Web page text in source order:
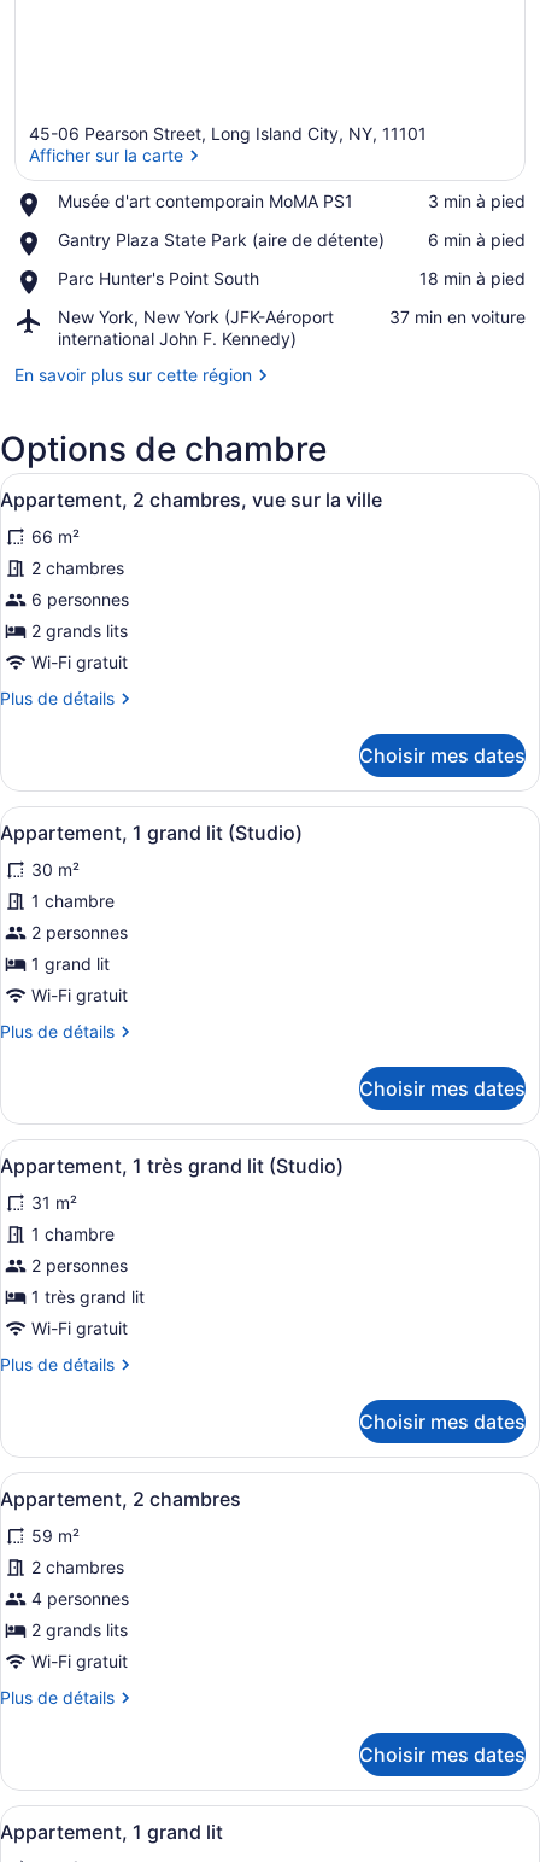
45-06 Pearson Street, Long Island City, NY, 11101
Afficher sur la carte
Musée d'art contemporain MoMA PS1
Place,
d'art
MoMA
PS1
‪3 min à pied‬
Gantry Plaza State Park (aire de détente)
Place,
Plaza
Park
(aire
de
détente)
‪6 min à pied‬
Parc Hunter's Point South
Place,
Hunter's
Point
South
‪18 min à pied‬
New York, New York (JFK-Aéroport
international John F. Kennedy)
Airport,
New
New
Aéroport
international
John
F.
Kennedy)
‪37 min en voiture‬
En savoir plus sur cette région
Options de chambre
Afficher
toutes
les
photos
pour
ce
type
chambre :
chambres,
vue
sur
la
ville
Une chambre moderne avec un
9
Appartement, 2 chambres, vue sur la ville
66 m²
2 chambres
6 personnes
2 grands lits
Wi-Fi gratuit
Plus de détails
Plus
Appartement,
chambres,
vue
sur
la
ville
Choisir mes dates
Afficher
toutes
les
photos
pour
ce
type
chambre :
grand
lit
(Studio)
Une chambre moderne avec un
10
Appartement, 1 grand lit (Studio)
30 m²
1 chambre
2 personnes
1 grand lit
Wi-Fi gratuit
Plus de détails
Plus
Appartement,
grand
(Studio)
Choisir mes dates
Afficher
toutes
les
photos
pour
ce
type
chambre :
très
grand
lit
(Studio)
Une chambre moderne avec un
10
Appartement, 1 très grand lit (Studio)
31 m²
1 chambre
2 personnes
1 très grand lit
Wi-Fi gratuit
Plus de détails
Plus
Appartement,
très
grand
lit
(Studio)
Choisir mes dates
Afficher
toutes
les
photos
pour
ce
type
chambre :
chambres
Un salon moderne comprenant
15
Appartement, 2 chambres
59 m²
2 chambres
4 personnes
2 grands lits
Wi-Fi gratuit
Plus de détails
Plus
Appartement,
chambres
Choisir mes dates
Afficher
toutes
Une chambre moderne avec un
8
Appartement, 1 grand lit